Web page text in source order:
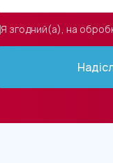
Я згодний(а), на